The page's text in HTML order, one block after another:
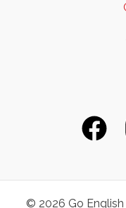
© 2026 Go